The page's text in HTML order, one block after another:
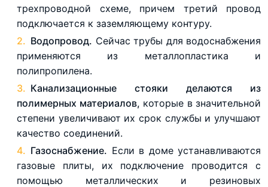
трехпроводной схеме, причем третий провод
подключается к заземляющему контуру.
Водопровод. Сейчас трубы для водоснабжения
применяются из металлопластика и
полипропилена.
Канализационные стояки делаются из
полимерных материалов, которые в значительной
степени увеличивают их срок службы и улучшают
качество соединений.
Газоснабжение. Если в доме устанавливаются
газовые плиты, их подключение проводится с
помощью металлических и резиновых